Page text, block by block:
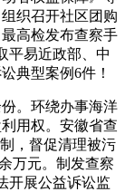
织召开社区团购
高检发布查察手
平易近政部、中
典型案例6件！
。环绕办事海洋
用权。安徽省查
，督促清理被污
万元。制发查察
开展公益诉讼监